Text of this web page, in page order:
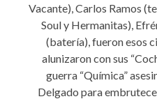
Vacante), Carlos Ramos
Soul y Hermanitas),
(batería), fueron esos
alunizaron con sus
guerra “Química”
Delgado para